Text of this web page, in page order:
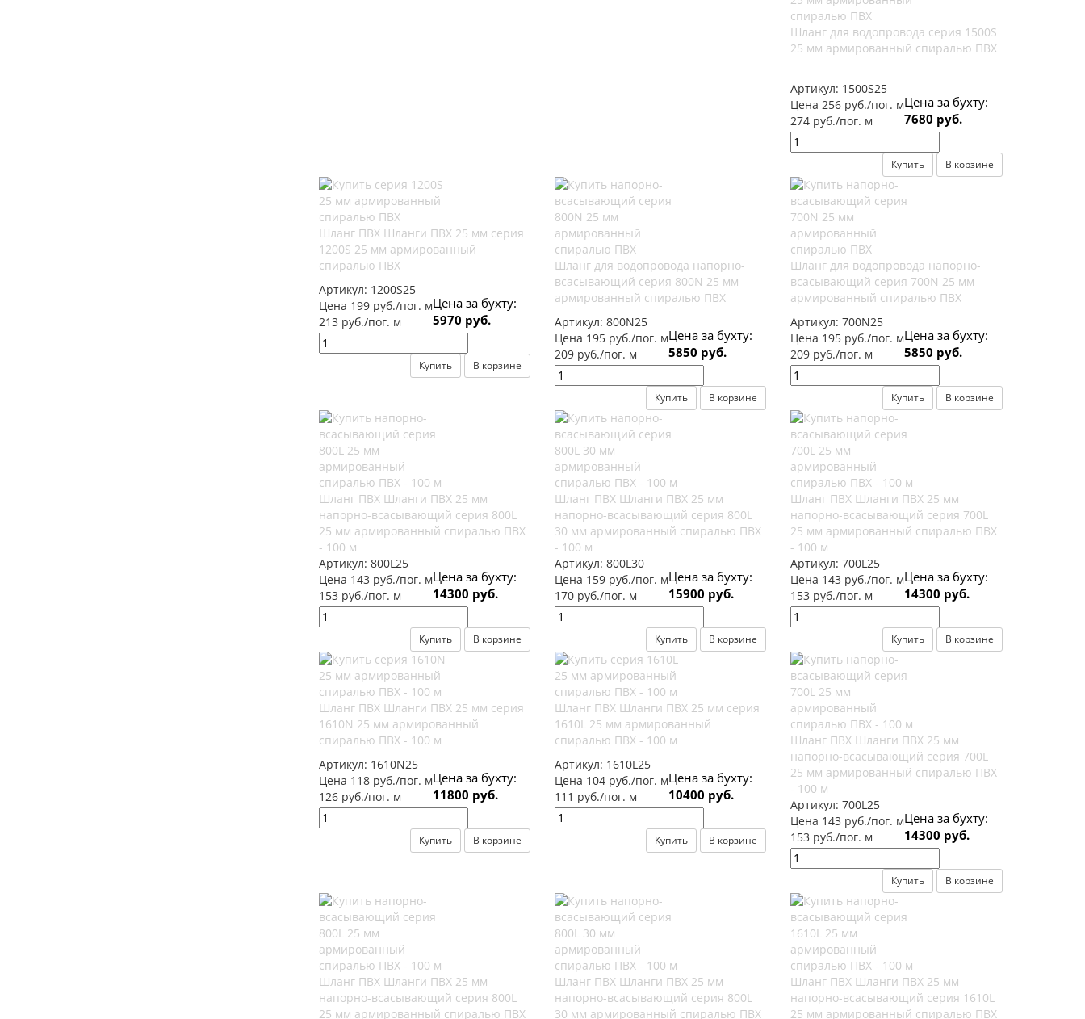
Шланг для водопровода серия 1500S
25 мм армированный спиралью ПВХ
Артикул: 1500S25
Цена 256 руб./пог. м
274 руб./пог. м
Цена за бухту:
7680 руб.
Купить В корзине
Шланг ПВХ Шланги ПВХ 25 мм серия
1200S 25 мм армированный
спиралью ПВХ
Артикул: 1200S25
Цена 199 руб./пог. м
213 руб./пог. м
Цена за бухту:
5970 руб.
Купить В корзине
Шланг для водопровода напорно-
всасывающий серия 800N 25 мм
армированный спиралью ПВХ
Артикул: 800N25
Цена 195 руб./пог. м
209 руб./пог. м
Цена за бухту:
5850 руб.
Купить В корзине
Шланг для водопровода напорно-
всасывающий серия 700N 25 мм
армированный спиралью ПВХ
Артикул:700N25
Цена 195 руб./пог. м
209 руб./пог. м
Цена за бухту:
5850 руб.
Купить В корзине
Шланг ПВХ Шланги ПВХ 25 мм
напорно-всасывающий серия 800L
25 мм армированный спиралью ПВХ
- 100 м
Артикул: 800L25
Цена 143 руб./пог. м
153 руб./пог. м
Цена за бухту:
14300 руб.
Купить В корзине
Шланг ПВХ Шланги ПВХ 25 мм
напорно-всасывающий серия 800L
30 мм армированный спиралью ПВХ
- 100 м
Артикул: 800L30
Цена 159 руб./пог. м
170 руб./пог. м
Цена за бухту:
15900 руб.
Купить В корзине
Шланг ПВХ Шланги ПВХ 25 мм
напорно-всасывающий серия 700L
25 мм армированный спиралью ПВХ
- 100 м
Артикул:700L25
Цена 143 руб./пог. м
153 руб./пог. м
Цена за бухту:
14300 руб.
Купить В корзине
Шланг ПВХ Шланги ПВХ 25 мм серия
1610N 25 мм армированный
спиралью ПВХ - 100 м
Артикул: 1610N25
Цена 118 руб./пог. м
126 руб./пог. м
Цена за бухту:
11800 руб.
Купить В корзине
Шланг ПВХ Шланги ПВХ 25 мм серия
1610L 25 мм армированный
спиралью ПВХ - 100 м
Артикул: 1610L25
Цена 104 руб./пог. м
111 руб./пог. м
Цена за бухту:
10400 руб.
Купить В корзине
Шланг ПВХ Шланги ПВХ 25 мм
напорно-всасывающий серия 700L
25 мм армированный спиралью ПВХ
- 100 м
Артикул:700L25
Цена 143 руб./пог. м
153 руб./пог. м
Цена за бухту:
14300 руб.
Купить В корзине
Шланг ПВХ Шланги ПВХ 25 мм
напорно-всасывающий серия 800L
25 мм армированный спиралью ПВХ
Шланг ПВХ Шланги ПВХ 25 мм
напорно-всасывающий серия 800L
30 мм армированный спиралью ПВХ
Шланг ПВХ Шланги ПВХ 25 мм
напорно-всасывающий серия 1610L
25 мм армированный спиралью ПВХ